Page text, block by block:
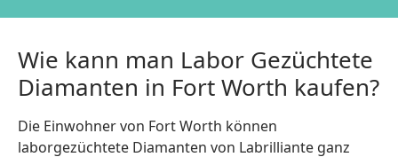
Wie kann man Labor Gezüchtete
Diamanten in Fort Worth kaufen?
Die Einwohner von Fort Worth können
laborgezüchtete Diamanten von Labrilliante ganz